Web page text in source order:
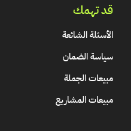
قد تهمك
الأسئلة الشائعة
سياسة الضمان
مبيعات الجملة
مبيعات المشاريع